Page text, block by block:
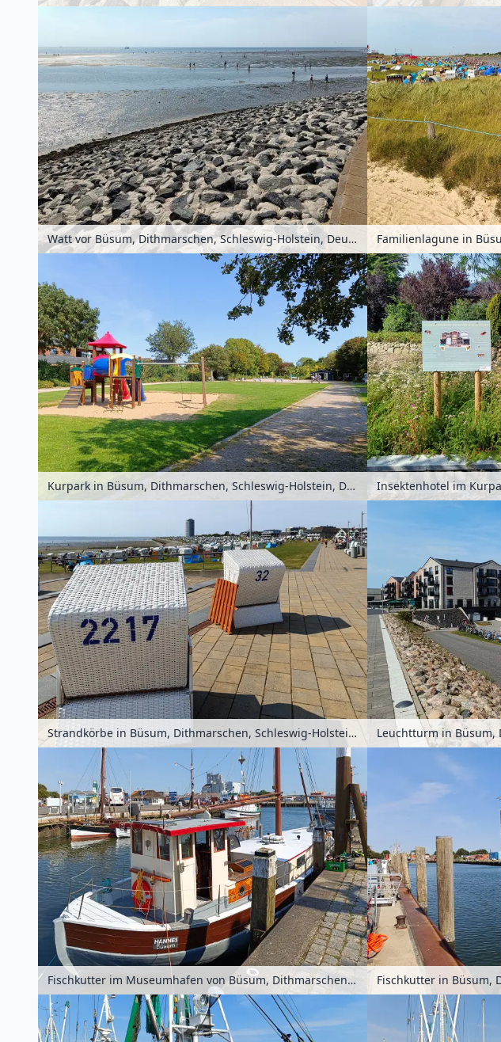
Watt vor Büsum, Dithmarschen, Schleswig-Holstein, Deutschland
Kurpark in Büsum, Dithmarschen, Schleswig-Holstein, Deutschland
Strandkörbe in Büsum, Dithmarschen, Schleswig-Holstein, Deutschland
Fischkutter im Museumhafen von Büsum, Dithmarschen, Schleswig-Holstein, Deutschland